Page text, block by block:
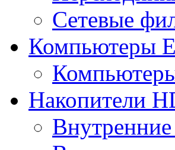
Сетевые
Компьютеры
Накопители